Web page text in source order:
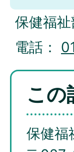
保健福
電話：
この
保健福